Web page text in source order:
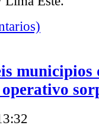
municipios